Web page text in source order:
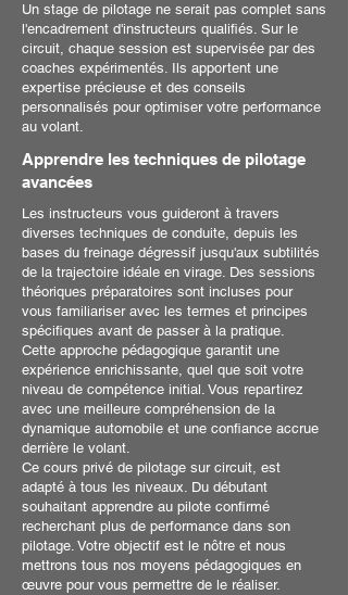
Un stage de pilotage ne serait pas complet sans
l'encadrement d'instructeurs qualifiés. Sur le
circuit, chaque session est supervisée par des
coaches expérimentés. Ils apportent une
expertise précieuse et des conseils
personnalisés pour optimiser votre performance
au volant.
Apprendre les techniques de pilotage
avancées
Les instructeurs vous guideront à travers
diverses techniques de conduite, depuis les
bases du freinage dégressif jusqu'aux subtilités
de la trajectoire idéale en virage. Des sessions
théoriques préparatoires sont incluses pour
vous familiariser avec les termes et principes
spécifiques avant de passer à la pratique.
Cette approche pédagogique garantit une
expérience enrichissante, quel que soit votre
niveau de compétence initial. Vous repartirez
avec une meilleure compréhension de la
dynamique automobile et une confiance accrue
derrière le volant.
Ce cours privé de pilotage sur circuit, est
adapté à tous les niveaux. Du débutant
souhaitant apprendre au pilote confirmé
recherchant plus de performance dans son
pilotage. Votre objectif est le nôtre et nous
mettrons tous nos moyens pédagogiques en
œuvre pour vous permettre de le réaliser.